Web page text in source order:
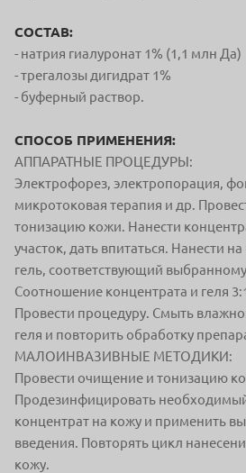
СОСТАВ:
- натрия гиалуронат 1% (1,1 млн Да)
- трегалозы дигидрат 1%
- буферный раствор.
СПОСОБ ПРИМЕНЕНИЯ:
АППАРАТНЫЕ ПРОЦЕДУРЫ:
Электрофорез, электропорация,
микротоковая терапия и др.
тонизацию кожи. Нанести
участок, дать впитаться. Нанести
гель, соответствующий
Соотношение концентрата и геля
Провести процедуру. Смыть
геля и повторить обработку
МАЛОИНВАЗИВНЫЕ МЕТОДИКИ:
Провести очищение и тонизацию
Продезинфицировать
концентрат на кожу и применить
введения. Повторять цикл
кожу.